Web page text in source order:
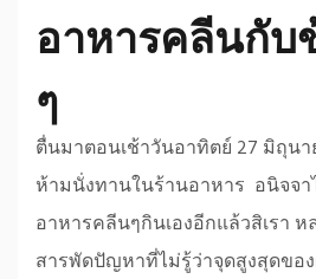
อาหารคลีนกั
ๆ
ตื่นมาตอนเช้าวันอาทิตย์ 27 มิถุน
ห้ามนั่งทานในร้านอาหาร อนิจจา
อาหารคลีนๆกินเองอีกแล้วสิเรา
สารพัดปัญหาที่ไม่รู้ว่าจุดสูงสุดขอ